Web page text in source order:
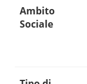
Ambito
Sociale